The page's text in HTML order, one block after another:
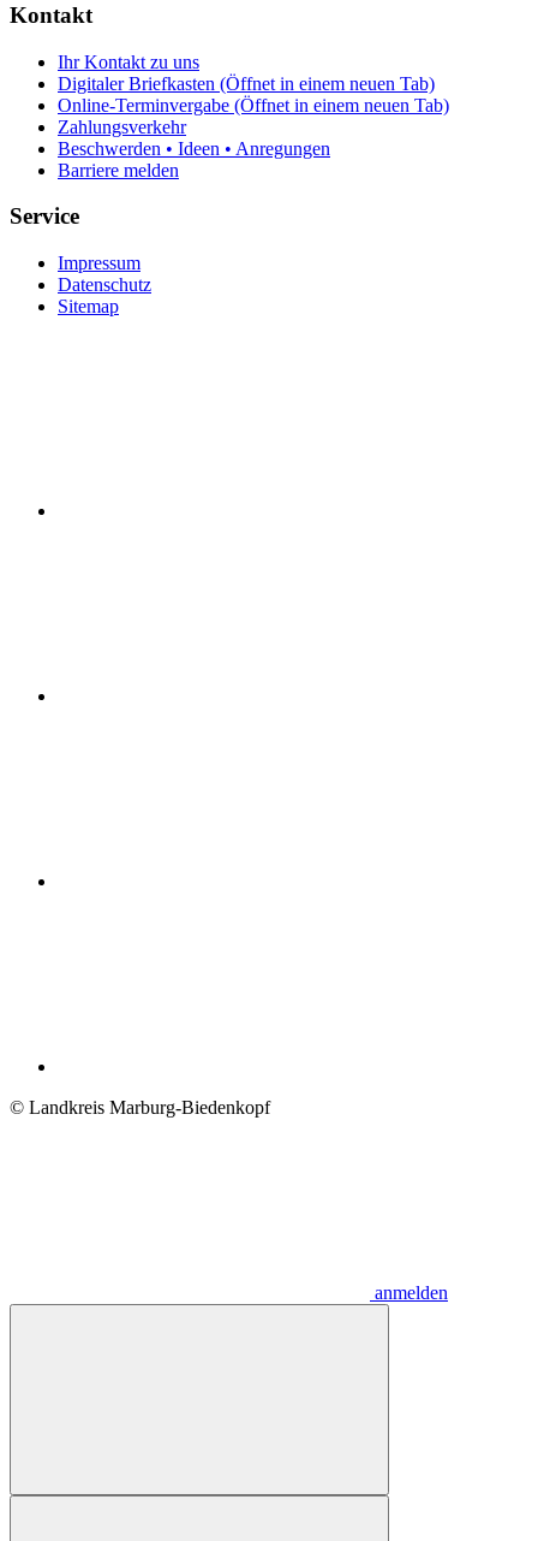
Kontakt
Ihr Kontakt zu uns
Digitaler Briefkasten (Öffnet in einem neuen Tab)
Online-Terminvergabe (Öffnet in einem neuen Tab)
Zahlungsverkehr
Beschwerden • Ideen • Anregungen
Barriere melden
Service
Impressum
Datenschutz
Sitemap
© Landkreis Marburg-Biedenkopf
anmelden